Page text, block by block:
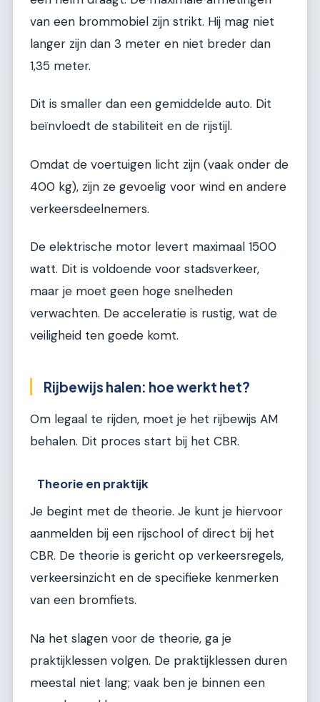
van een brommobiel zijn strikt. Hij mag niet
langer zijn dan 3 meter en niet breder dan
1,35 meter.
Dit is smaller dan een gemiddelde auto. Dit
beïnvloedt de stabiliteit en de rijstijl.
Omdat de voertuigen licht zijn (vaak onder de
400 kg), zijn ze gevoelig voor wind en andere
verkeersdeelnemers.
De elektrische motor levert maximaal 1500
watt. Dit is voldoende voor stadsverkeer,
maar je moet geen hoge snelheden
verwachten. De acceleratie is rustig, wat de
veiligheid ten goede komt.
Rijbewijs halen: hoe werkt het?
Om legaal te rijden, moet je het rijbewijs AM
behalen. Dit proces start bij het CBR.
Theorie en praktijk
Je begint met de theorie. Je kunt je hiervoor
aanmelden bij een rijschool of direct bij het
CBR. De theorie is gericht op verkeersregels,
verkeersinzicht en de specifieke kenmerken
van een bromfiets.
Na het slagen voor de theorie, ga je
praktijklessen volgen. De praktijklessen duren
meestal niet lang; vaak ben je binnen een